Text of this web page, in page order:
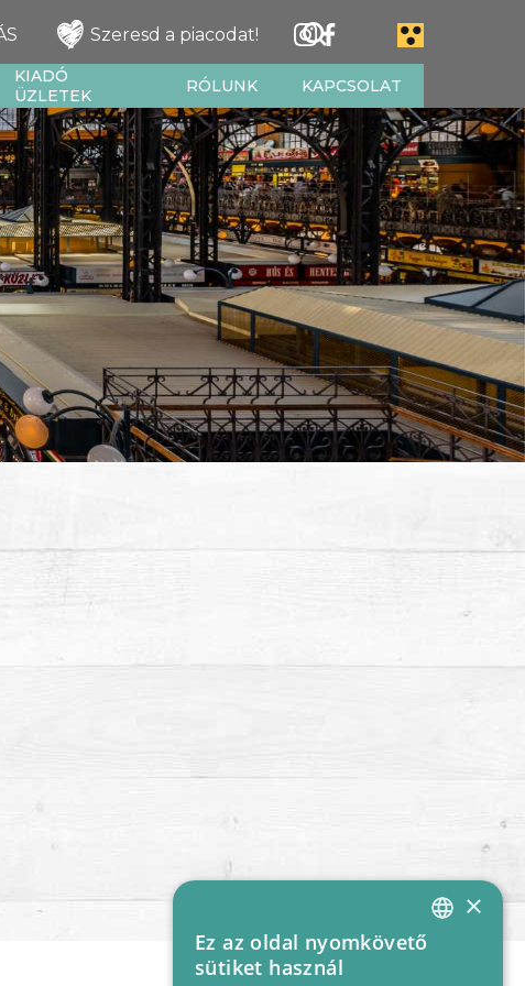
Szeresd a piacodat!
KIADÓ
ÜZLETEK
RÓLUNK KAPCSOLAT
HUNGARIAN
×
Ez az oldal nyomkövető
sütiket használ